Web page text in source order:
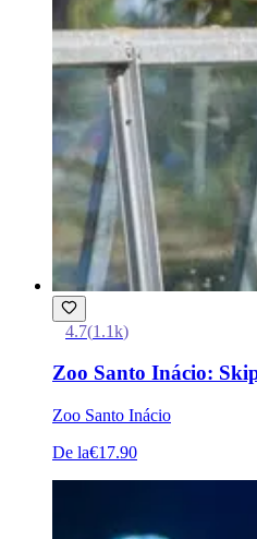
4.7(1.1k)
Zoo Santo Inácio:
Zoo Santo Inácio
De la€17.90